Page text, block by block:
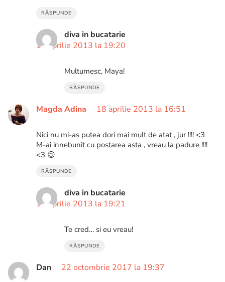
RĂSPUNDE
diva in bucatarie
18 aprilie 2013 la 19:20
Multumesc, Maya!
RĂSPUNDE
Magda Adina 18 aprilie 2013 la 16:51
Nici nu mi-as putea dori mai mult de atat , jur !!!! <3
M-ai innebunit cu postarea asta , vreau la padure !!!!
<3 😉
RĂSPUNDE
diva in bucatarie
18 aprilie 2013 la 19:21
Te cred… si eu vreau!
RĂSPUNDE
Dan 22 octombrie 2017 la 19:37